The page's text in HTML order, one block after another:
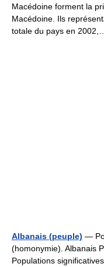
Macédoine forment la
Macédoine. Ils
totale du pays en
Albanais (peuple) —
(homonymie). Albanais
Populations